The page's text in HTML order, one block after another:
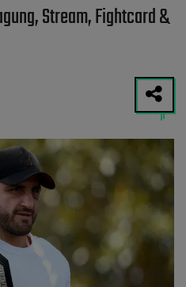
Stream, Fightcard &